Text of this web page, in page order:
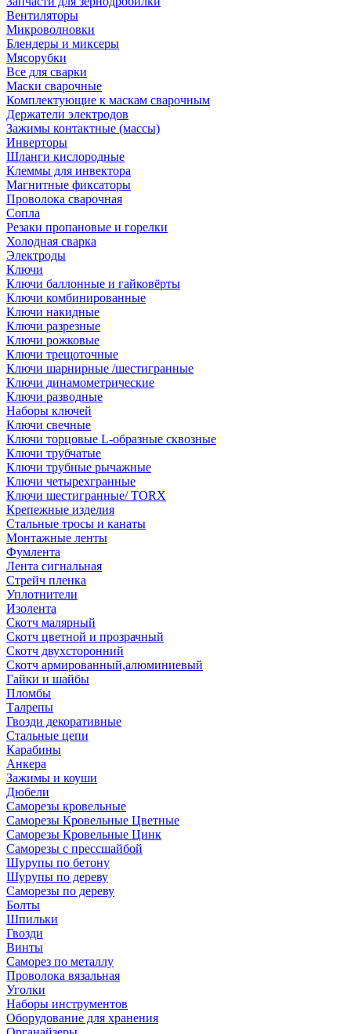
Вентиляторы
Микроволновки
Блендеры и миксеры
Мясорубки
Все для сварки
Маски сварочные
Комплектующие к маскам сварочным
Держатели электродов
Зажимы контактные (массы)
Инверторы
Шланги кислородные
Клеммы для инвектора
Магнитные фиксаторы
Проволока сварочная
Сопла
Резаки пропановые и горелки
Холодная сварка
Электроды
Ключи
Ключи баллонные и гайковёрты
Ключи комбинированные
Ключи накидные
Ключи разрезные
Ключи рожковые
Ключи трещоточные
Ключи шарнирные /шестигранные
Ключи динамометрические
Ключи разводные
Наборы ключей
Ключи свечные
Ключи торцовые L-образные сквозные
Ключи трубчатые
Ключи трубные рычажные
Ключи четырехгранные
Ключи шестигранные/ TORX
Крепежные изделия
Стальные тросы и канаты
Монтажные ленты
Фумлента
Лента сигнальная
Стрейч пленка
Уплотнители
Изолента
Скотч малярный
Скотч цветной и прозрачный
Скотч двухсторонний
Скотч армированный,алюминиевый
Гайки и шайбы
Пломбы
Талрепы
Гвозди декоративные
Стальные цепи
Карабины
Анкера
Зажимы и коуши
Дюбели
Саморезы кровельные
Саморезы Кровельные Цветные
Саморезы Кровельные Цинк
Саморезы с прессшайбой
Шурупы по бетону
Шурупы по дереву
Саморезы по дереву
Болты
Шпильки
Гвозди
Винты
Саморез по металлу
Проволока вязальная
Уголки
Наборы инструментов
Оборудование для хранения